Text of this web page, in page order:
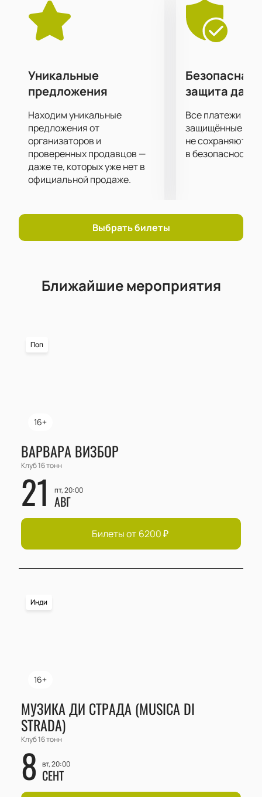
невероятным размахом и запоминается надолго.
Самое передовое световое и звуковое концертное
оборудование позволит вам отчетливо услышать
подробностях, независимо от того, как далеко от
сцены вы находитесь!
Купить билетыможно на нашем сайте. Цена
указана в электронной схеме концертной площадки
и зависит от категории выбранных мест. Не
затягивайте с покупкой билетов, ведь шоу
пользуется большой популярностью.
Уникальные
предложения
Находим уникальные
предложения от
организаторов и
проверенных продавцов —
даже те, которых уже нет в
официальной продаже.
Безопасная
защита
Все платежи
защищённые
не сохраняются
в безопасности.
Выбрать билеты
Ближайшие мероприятия
16+
Поп
ВАРВАРА ВИЗБОР
Клуб 16 тонн
21 пт, 20:00
АВГ
Билеты от 6200₽
16+
Инди
МУЗИКА ДИ СТРАДА (MUSICA DI
STRADA)
Клуб 16 тонн
8 вт, 20:00
СЕНТ